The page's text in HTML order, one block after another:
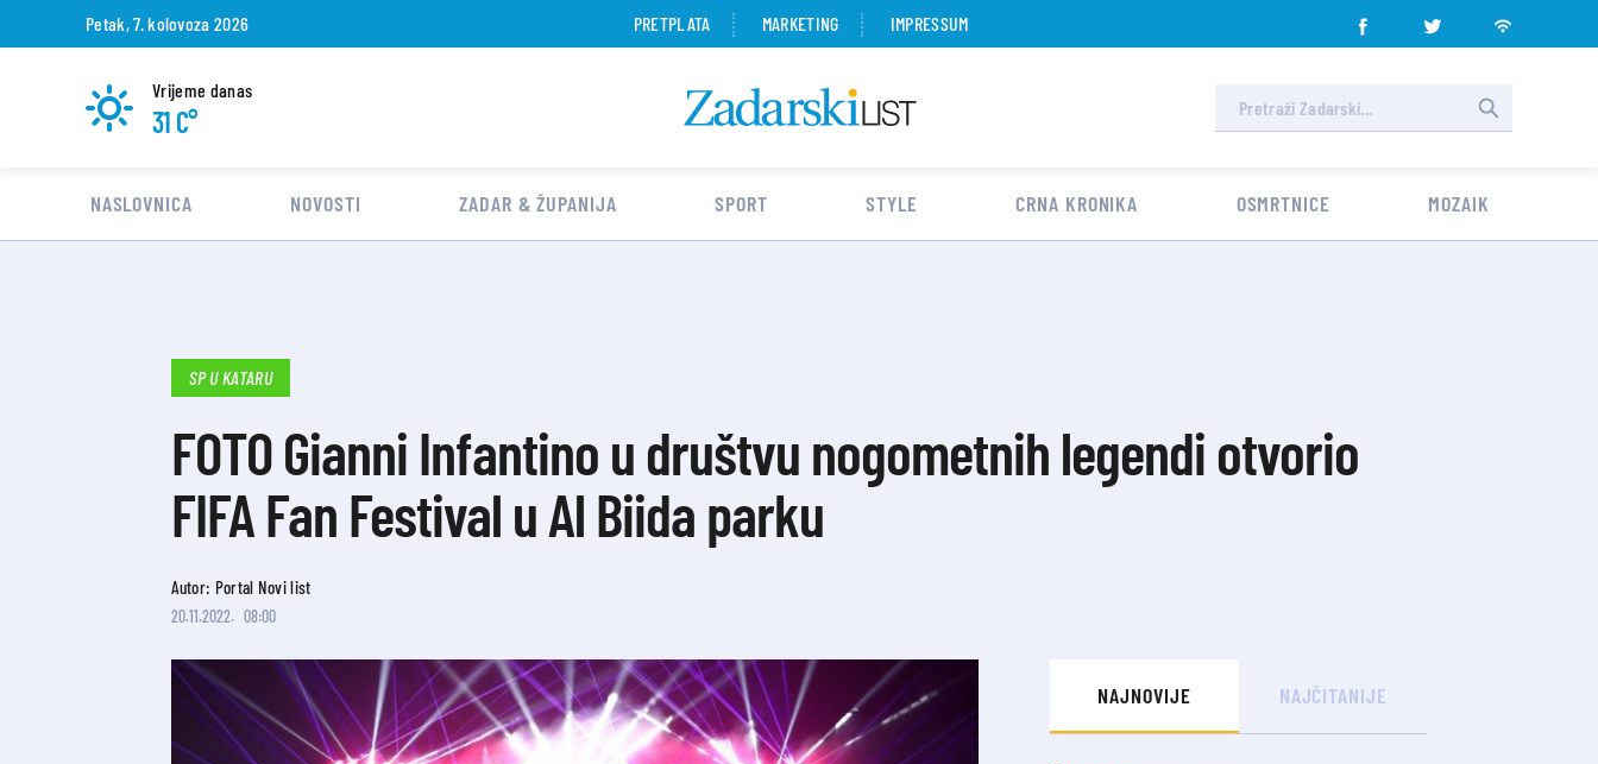
Petak, 7. kolovoza 2026 PRETPLATA MARKETING IMPRESSUM
Vrijeme danas
31 C°
NASLOVNICA NOVOSTI ZADAR & ŽUPANIJA SPORT STYLE CRNA KRONIKA OSMRTNICE MOZAIK
SP U KATARU
FOTO Gianni Infantino u društvu nogometnih legendi otvorio
FIFA Fan Festival u Al Biida parku
Autor: Portal Novi list
20.11.2022. 08:00
NAJNOVIJE NAJČITANIJE